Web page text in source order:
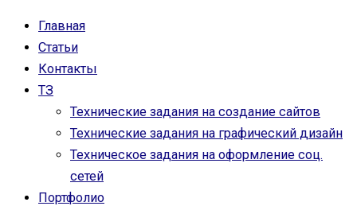
Главная
Статьи
Контакты
ТЗ
Технические задания на создание сайтов
Технические задания на графический дизайн
Техническое задания на оформление соц.
сетей
Портфолио